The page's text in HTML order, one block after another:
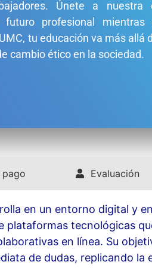
Únete a nuestra
profesional mientras
tu educación va más allá
cambio ético en la sociedad.
pago Evaluación
en un entorno digital y
tecnológicas
en línea. Su
de dudas, replicando la